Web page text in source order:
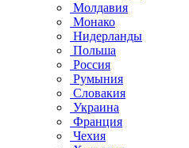
Молдавия
Монако
Нидерланды
Польша
Россия
Румыния
Словакия
Украина
Франция
Чехия